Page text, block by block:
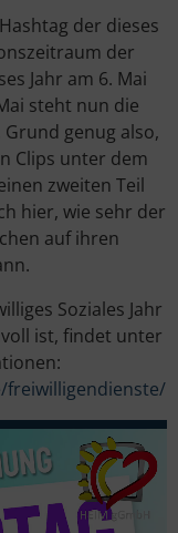
der dieses
der
Jahr am 6. Mai
steht nun die
Grund genug also,
Clips unter dem
zweiten Teil
hier, wie sehr der
auf ihren
Soziales Jahr
ist, findet unter